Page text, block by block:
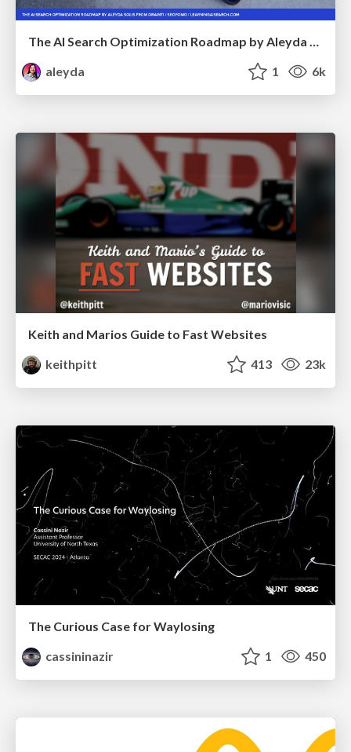
The AI Search Optimization Roadmap by Aleyda Solis
aleyda
1 6k
Keith and Marios Guide to Fast Websites
keithpitt
413 23k
The Curious Case for Waylosing
cassininazir
1 450